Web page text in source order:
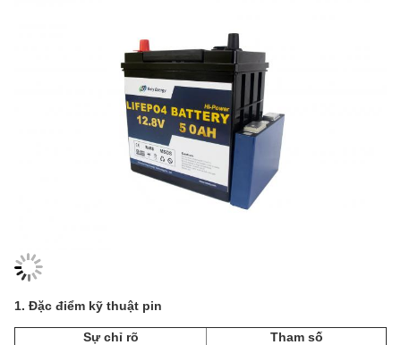
1. Đặc điểm kỹ thuật pin
Sự chỉ rõ
Tham số